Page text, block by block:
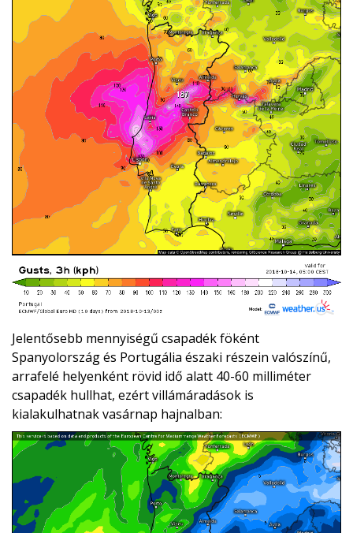
Jelentősebb mennyiségű csapadék föként
Spanyolország és Portugália északi részein valószínű,
arrafelé helyenként rövid idő alatt 40-60 milliméter
csapadék hullhat, ezért villámáradások is
kialakulhatnak vasárnap hajnalban: